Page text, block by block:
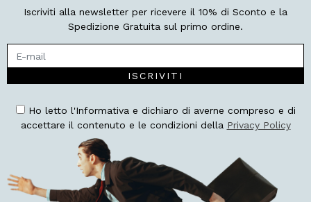
Iscriviti alla newsletter per ricevere il 10% di Sconto e la
Spedizione Gratuita sul primo ordine.
ISCRIVITI
Ho letto l'Informativa e dichiaro di averne compreso e di
accettare il contenuto e le condizioni della Privacy Policy